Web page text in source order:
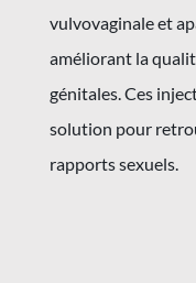
vulvovaginale et
améliorant la
génitales. Ces
solution pour
rapports sexuels.